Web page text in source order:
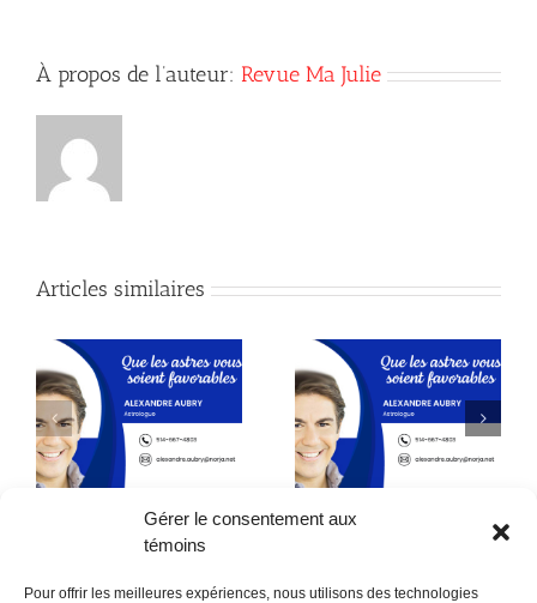
Gérer le consentement aux
témoins
Pour offrir les meilleures expériences, nous utilisons des technologies
À propos de l’auteur: Revue Ma Julie
Articles similaires
Astrologie Astrologie